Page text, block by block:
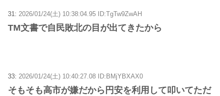
31: 2026/01/24(土) 10:38:04.95 ID:TgTw9ZwAH
TM文書で自民敗北の目が出てきたから
33: 2026/01/24(土) 10:40:27.08 ID:BMjYBXAX0
そもそも高市が嫌だから円安を利用して叩いてただ